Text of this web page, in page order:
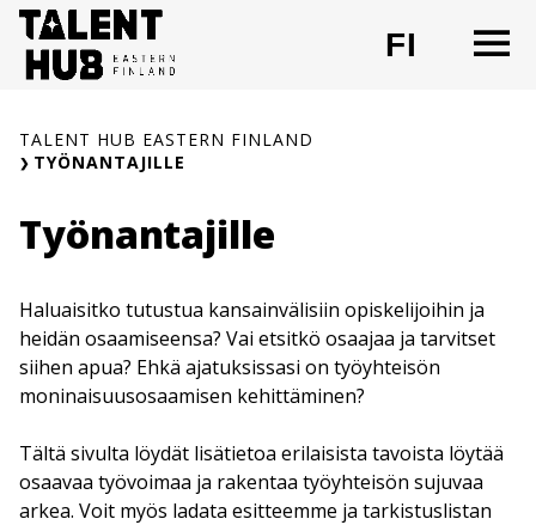
Siirry
sisältöön
FI
TALENT HUB EASTERN FINLAND
TYÖNANTAJILLE
Työnantajille
Haluaisitko tutustua kansainvälisiin opiskelijoihin ja
heidän osaamiseensa? Vai etsitkö osaajaa ja tarvitset
siihen apua? Ehkä ajatuksissasi on työyhteisön
moninaisuusosaamisen kehittäminen?
Tältä sivulta löydät lisätietoa erilaisista tavoista löytää
osaavaa työvoimaa ja rakentaa työyhteisön sujuvaa
arkea. Voit myös ladata esitteemme ja tarkistuslistan